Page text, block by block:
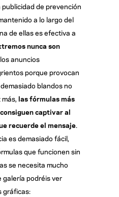
de prevención
a lo largo del
de ellas es efectiva a
nunca son
anuncios
porque provocan
blandos no
las fórmulas más
captivar al
recuerde el mensaje
es demasiado fácil,
que funcionen sin
se necesita mucho
galería podréis ver
gráficas: